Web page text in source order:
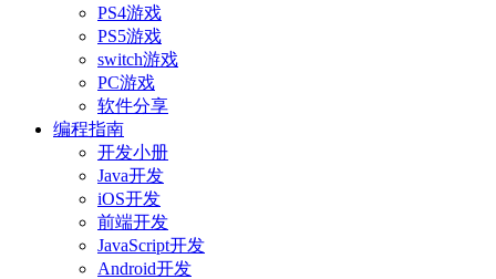
PS4游戏
PS5游戏
switch游戏
PC游戏
软件分享
编程指南
开发小册
Java开发
iOS开发
前端开发
JavaScript开发
Android开发